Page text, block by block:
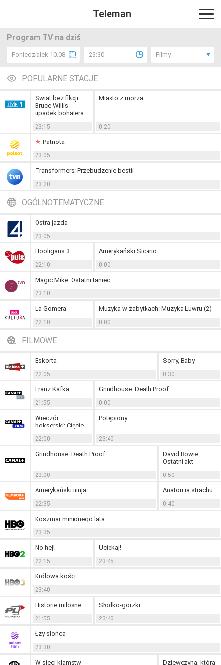
Teleman
Program TV na dziś
Poniedziałek 10.08 23:30 Filmy
POPULARNE STACJE
Świat bez fikcji:
Bruce Willis -
upadek bohatera
23:15
Miasto z morza
0:20
Patriota
23:05
Transformers: Przebudzenie bestii
23:20
OGÓLNOTEMATYCZNE
Ostra jazda
23:05
Hooligans 3
22:10
Amerykański Sicario
0:00
Magic Mike: Ostatni taniec
23:10
La Gomera
22:10
Muzyka w zabytkach: Muzyka Luwru (2)
0:00
FILMOWE
Eskorta
22:05
Sorry, Baby
0:30
Franz Kafka
21:55
Grindhouse: Death Proof
0:00
Wieczór
bokserski: Cięcie
22:00
Potępiony
23:40
Grindhouse: Death Proof
23:00
David Bowie:
Ostatni akt
0:50
Amerykański ninja
22:35
Anatomia strachu
0:40
Koszmar minionego lata
23:35
No hej!
22:15
Uciekaj!
23:45
Królowa kości
23:40
Historie miłosne
21:55
Słodko-gorzki
23:40
Łzy słońca
23:30
W sieci kłamstw Dziewczyna, która